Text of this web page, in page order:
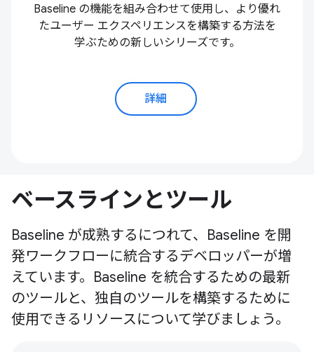
Baseline の機能を組み合わせて使用し、より優れ
たユーザー エクスペリエンスを構築する方法を
学ぶための新しいシリーズです。
詳細
ベースラインとツール
Baseline が成熟するにつれて、Baseline を開
発ワークフローに統合するデベロッパーが増
えています。Baseline を統合するための最新
のツールと、独自のツールを構築するために
使用できるリソースについて学びましょう。